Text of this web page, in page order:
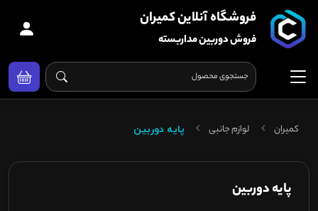
فروشگاه آنلاین کمیران
فروش دوربین مداربسته
کمیران لوازم جانبی پایه دوربین
پایه دوربین